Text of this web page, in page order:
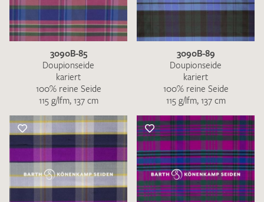
3090B-85
Doupionseide
kariert
100% reine Seide
115 g/lfm, 137 cm
3090B-89
Doupionseide
kariert
100% reine Seide
115 g/lfm, 137 cm